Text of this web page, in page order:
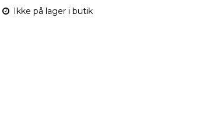
Ikke på lager i butik